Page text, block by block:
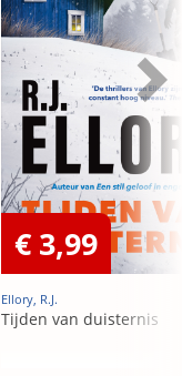
€ 3,99
Ellory, R.J.
Tijden van duisternis